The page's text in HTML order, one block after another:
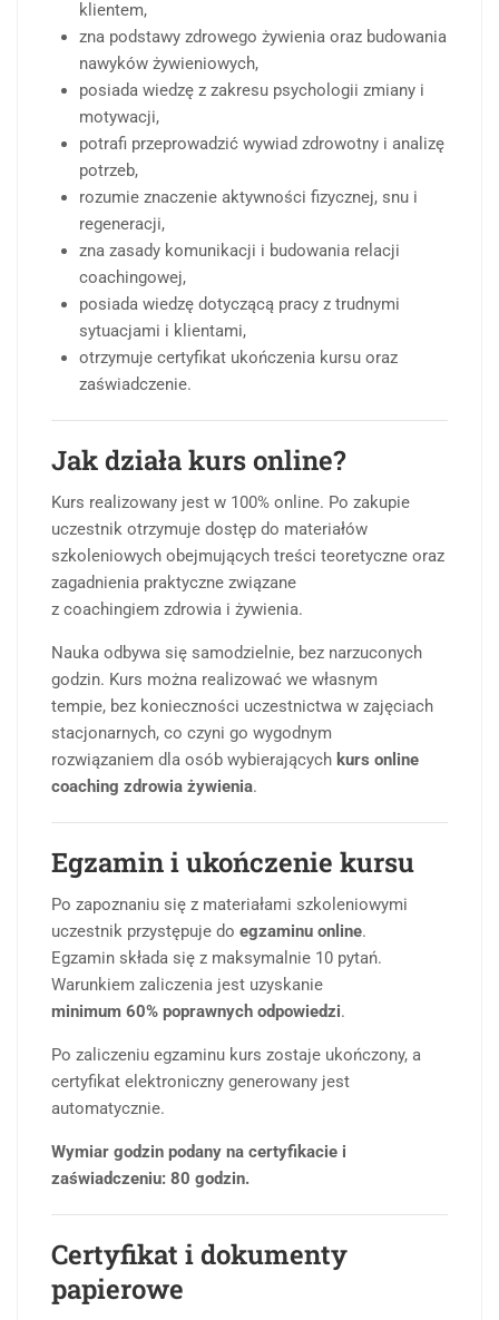
klientem,
zna podstawy zdrowego żywienia oraz budowania
nawyków żywieniowych,
posiada wiedzę z zakresu psychologii zmiany i
motywacji,
potrafi przeprowadzić wywiad zdrowotny i analizę
potrzeb,
rozumie znaczenie aktywności fizycznej, snu i
regeneracji,
zna zasady komunikacji i budowania relacji
coachingowej,
posiada wiedzę dotyczącą pracy z trudnymi
sytuacjami i klientami,
otrzymuje certyfikat ukończenia kursu oraz
zaświadczenie.
Jak działa kurs online?
Kurs realizowany jest w 100% online. Po zakupie
uczestnik otrzymuje dostęp do materiałów
szkoleniowych obejmujących treści teoretyczne oraz
zagadnienia praktyczne związane
z coachingiem zdrowia i żywienia.
Nauka odbywa się samodzielnie, bez narzuconych
godzin. Kurs można realizować we własnym
tempie, bez konieczności uczestnictwa w zajęciach
stacjonarnych, co czyni go wygodnym
rozwiązaniem dla osób wybierających kurs online
coaching zdrowia żywienia.
Egzamin i ukończenie kursu
Po zapoznaniu się z materiałami szkoleniowymi
uczestnik przystępuje do egzaminu online.
Egzamin składa się z maksymalnie 10 pytań.
Warunkiem zaliczenia jest uzyskanie
minimum 60% poprawnych odpowiedzi.
Po zaliczeniu egzaminu kurs zostaje ukończony, a
certyfikat elektroniczny generowany jest
automatycznie.
Wymiar godzin podany na certyfikacie i
zaświadczeniu: 80 godzin.
Certyfikat i dokumenty
papierowe